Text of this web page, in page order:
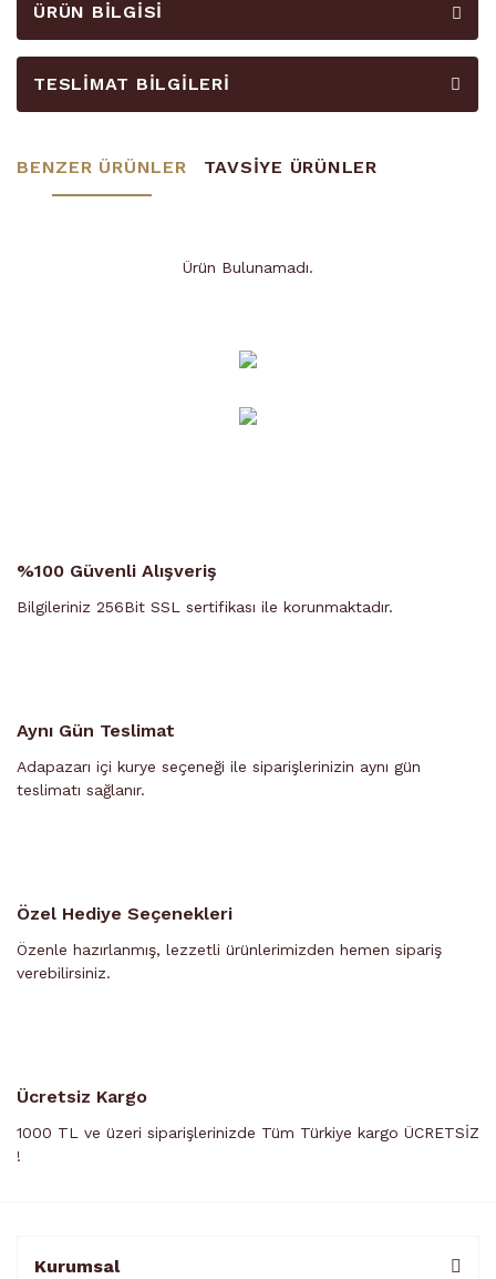
ÜRÜN BILGISI
TESLIMAT BILGILERI
BENZER ÜRÜNLER TAVSİYE ÜRÜNLER
Ürün Bulunamadı.
Ürün Bulunamadı.
%100 Güvenli Alışveriş
Bilgileriniz 256Bit SSL sertifikası ile korunmaktadır.
Aynı Gün Teslimat
Adapazarı içi kurye seçeneği ile siparişlerinizin aynı gün
teslimatı sağlanır.
Özel Hediye Seçenekleri
Özenle hazırlanmış, lezzetli ürünlerimizden hemen sipariş
verebilirsiniz.
Ücretsiz Kargo
1000 TL ve üzeri siparişlerinizde Tüm Türkiye kargo ÜCRETSİZ
!
Kurumsal